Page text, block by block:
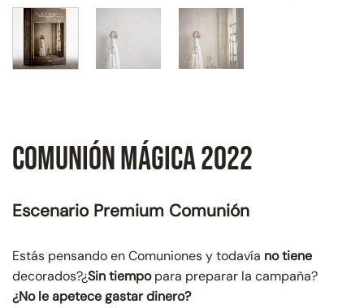
Comunión Mágica 2022
Escenario Premium Comunión
Estás pensando en Comuniones y todavía no tiene
decorados?¿Sin tiempopara preparar la campaña?
¿No le apetece gastar dinero?